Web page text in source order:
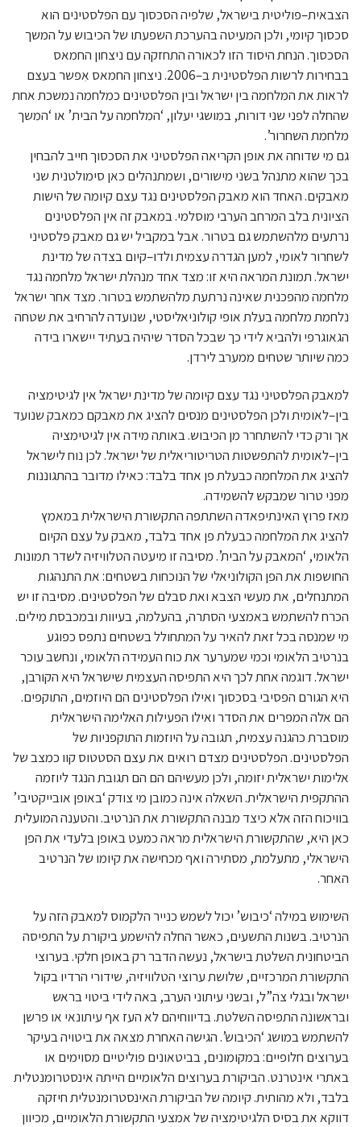
הצבאית–פוליטית בישראל, שלפיה הסכסוך עם הפלסטינים הוא
סכסוך קיומי, ולכן המעיטה בהערכת השפעתו של הכיבוש על המשך
הסכסוך. הנחת היסוד הזו לכאורה התחזקה עם ניצחון החמאס
בבחירות לרשות הפלסטינית ב–2006. ניצחון החמאס אִפשר בעצם
לראות את המלחמה בין ישראל ובין הפלסטינים כמלחמה נמשכת אחת
שהחלה לפני שני דורות, במושגי יעלון, ‘המלחמה על הבית’ או ‘המשך
מלחמת השחרור’.
גם מי שדוחה את אופן הקריאה הפלסטיני את הסכסוך חייב להבחין
בכך שהוא מתנהל בשני מישורים, ושמתנהלים כאן סימולטנית שני
מאבקים. האחד הוא מאבק הפלסטינים נגד עצם קיומה של הישות
הציונית בלב המרחב הערבי מוסלמי. במאבק זה אין הפלסטינים
נרתעים מלהשתמש גם בטרור. אבל במקביל יש גם מאבק פלסטיני
לשחרור לאומי, למען הגדרה עצמית ולדו–קיום בצדה של מדינת
ישראל. תמונת המראה היא זו: מצד אחד מנהלת ישראל מלחמה נגד
מלחמה מהפכנית שאינה נרתעת מלהשתמש בטרור. מצד אחר ישראל
נלחמת מלחמה בעלת אופי קולוניאליסטי, שנועדה להרחיב את שטחה
הגאוגרפי ולהביא לידי כך שבכל הסדר שיהיה בעתיד יישארו בידה
כמה שיותר שטחים ממערב לירדן.
למאבק הפלסטיני נגד עצם קיומה של מדינת ישראל אין לגיטימציה
בין–לאומית ולכן הפלסטינים מנסים להציג את מאבקם כמאבק שנועד
אך ורק כדי להשתחרר מן הכיבוש. באותה מידה אין לגיטימציה
בין–לאומית להתפשטות הטריטוריאלית של ישראל. לכן נוח לישראל
להציג את המלחמה כבעלת פן אחד בלבד: כאילו מדובר בהתגוננות
מפני טרור שמבקש להשמידה.
מאז פרוץ האינתיפאדה השתתפה התקשורת הישראלית במאמץ
להציג את המלחמה כבעלת פן אחד בלבד, מאבק על עצם הקיום
הלאומי, ‘המאבק על הבית’. מסיבה זו מיעטה הטלוויזיה לשדר תמונות
החושפות את הפן הקולוניאלי של הנוכחות בשטחים: את התנהגות
המתנחלים, את מעשי הצבא ואת סבלם של הפלסטינים. מסיבה זו יש
הכרח להשתמש באמצעי הסתרה, בהעלמה, בעיוות ובמכבסת מילים.
מי שמנסה בכל זאת להאיר על המתחולל בשטחים נתפס כפוגע
בנרטיב הלאומי וכמי שמערער את כוח העמידה הלאומי, ונחשב עוכר
ישראל. דוגמה אחת לכך היא התפיסה העצמית שישראל היא הקורבן,
היא הגורם הפסיבי בסכסוך ואילו הפלסטינים הם היוזמים, התוקפים.
הם אלה המפרים את הסדר ואילו הפעילות האלימה הישראלית
מוסברת כהגנה עצמית, תגובה על היוזמות התוקפניות של
הפלסטינים. הפלסטינים מצדם רואים את עצם הסטטוס קוו כמצב של
אלימות ישראלית יזומה, ולכן מעשיהם הם הם תגובת הנגד ליוזמה
ההתקפית הישראלית. השאלה אינה כמובן מי צודק ‘באופן אובייקטיבי’
בוויכוח הזה אלא כיצד מבנה התקשורת את הנרטיב. והטענה המועלית
כאן היא, שהתקשורת הישראלית מראה כמעט באופן בלעדי את הפן
הישראלי, מתעלמת, מסתירה ואף מכחישה את קיומו של הנרטיב
האחר.
השימוש במילה ‘כיבוש’ יכול לשמש כנייר הלקמוס למאבק הזה על
הנרטיב. בשנות התשעים, כאשר החלה להישמע ביקורת על התפיסה
הביטחונית השלטת בישראל, נעשה הדבר רק באופן חלקי. בערוצי
התקשורת המרכזיים, שלושת ערוצי הטלוויזיה, שידורי הרדיו בקול
ישראל ובגלי צה”ל, ובשני עיתוני הערב, באה לידי ביטוי בראש
ובראשונה התפיסה השלטת. בדיווחיהם לא העז אף עיתונאי או פרשן
להשתמש במושג ‘הכיבוש’. הגישה האחרת מצאה את ביטויה בעיקר
בערוצים חלופיים: במקומונים, בביטאונים פוליטיים מסוימים או
באתרי אינטרנט. הביקורת בערוצים הלאומיים הייתה אינסטרומנטלית
בלבד, ולא מהותית. קיומה של הביקורת האינסטרומנטלית חיזקה
דווקא את בסיס הלגיטימציה של אמצעי התקשורת הלאומיים, מכיוון